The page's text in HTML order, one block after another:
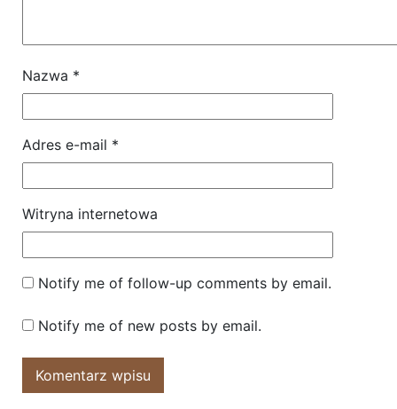
Nazwa *
Adres e-mail *
Witryna internetowa
Notify me of follow-up comments by email.
Notify me of new posts by email.